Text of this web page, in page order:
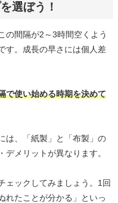
選ぼう！
の間隔が2～3時間空くよう
す。成長の早さには個人差
で使い始める時期を決めて
は、「紙製」と「布製」の
メリットが異なります。
ェックしてみましょう。1回
れたことが分かる」といっ